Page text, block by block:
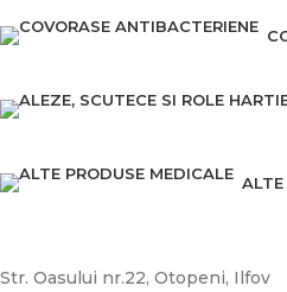
ALTE
Str. Oasului nr.22, Otopeni, Ilfov